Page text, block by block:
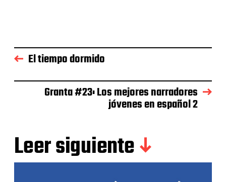
El tiempo dormido
Granta #23: Los mejores narradores
jóvenes en español 2
Leer siguiente